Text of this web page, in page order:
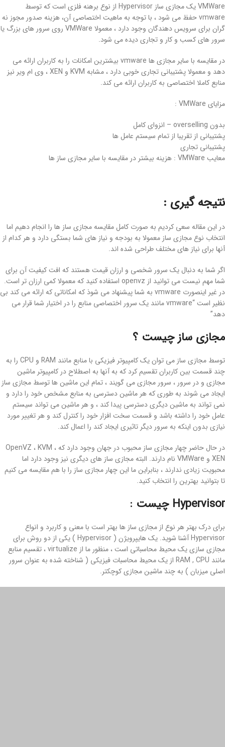
VMWare یک مجازی ساز Hypervisor از نوع برهنه فلزی است که توسط
vmware حفظ می شود ،
با توجه به ماهیت اختصاصی آن، هزینه صدور مجوز نه
گران برای سرویس دهندگان وجود دارد ، معمولا VMWare روی سرور های بزرگ یا
سرور های کسب و کار و تجاری دیده می شود.
در مقایسه با سایر مجازی ها vmware بیشترین امکانات را به کاربران ارائه می
دهد و معمولا پشتیبانی تجاری خوبی دارد ، مشابه KVM و XEN ، وی ام ویر نیز
منابع کاملا اختصاصی به کاربران ارائه می کند.
مزایای VMWare :
بدون overselling – انزوای کامل
پشتیبانی از تقریبا از تمام سیستم عامل ها
پشتیبانی تجاری
معایب VMWare : هزینه بیشتر در مقایسه با سایر مجازی ساز ها
نتیجه گیری :
در این مقاله سعی کردیم به صورت کامل مقایسه مجازی ساز ها را انجام دهیم اما
انتخاب نوع مجازی ساز معمولا به بودجه و نیاز های شما بستگی دارد و هر کدام از
آنها برای نیاز های مختلف طراحی شده اند.
اگر شما به دنبال یک سرور شخصی و ارزان قیمت هستند که افت کیفیت آن برای
شما مهم نیست می توانید از openvz استفاده کنید که معمولا کمی ارزان تر است.
در غیر اینصورت vmware به شما پیشنهاد می شوذ که امکاناتی که ارائه می کند بی
نظیر است “vmware مانند یک سرور اختصاصی منابع را در اختیار شما قرار می
دهد”
مجازی ساز چیست ؟
توسط مجازی ساز می توان یک کامپیوتر فیزیکی با منابع مانند RAM و CPU را به
چند قسمت بین کاربران تقسیم کرد که به آنها به اصطلاح در کامپیوتر ماشین
مجازی و در سرور ، سرور مجازی می گویند ، تمام این ماشین ها توسط مجازی ساز
ایجاد می شوند به طوری که هر ماشین دسترسی به منابع مشخص خود را دارد و
نمی تواند به ماشین دیگری دسترسی پیدا کند ، و هر ماشین می تواند سیستم
عامل خود را داشته باشد و قسمت سخت افزار خود را کنترل کند و هر تغییر مورد
نیازی بدون اینکه به سرور دیگر تاثیری ایجاد کند را اعمال کند.
در حال حاضر چهار مجازی ساز محبوب در جهان وجود دارد که OpenVZ ، KVM ،
XEN و VMWare نام دارند. البته مجازی ساز های دیگری نیز وجود دارد اما
محبویت زیادی ندارند ، بنابراین ما این چهار مجازی ساز را با هم مقایسه می کنیم
تا بتوانید بهترین را انتخاب کنید.
Hypervisor چیست :
برای درک بهتر هر نوع از مجازی ساز ها بهتر است با معنی و کاربرد و انواع
Hypervisor آشنا شوید. یک هایپرویژن ( Hypervisor ) یکی از دو روش برای
مجازی سازی یک محیط محاسباتی است ، منظور ما از virtualize ، تقسیم منابع
مانند RAM , CPU از یک محیط محاسبات فیزیکی ( شناخته شده به عنوان سرور
اصلی میزبان ) به چند ماشین مجازی کوچکتر.